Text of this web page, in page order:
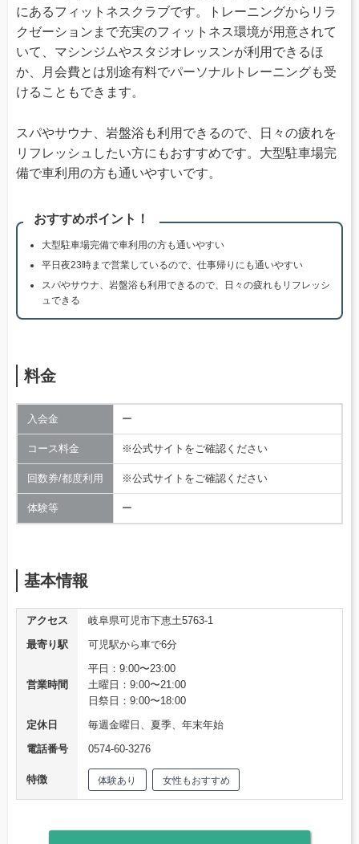
にあるフィットネスクラブです。トレーニングからリラ
クゼーションまで充実のフィットネス環境が用意されて
いて、マシンジムやスタジオレッスンが利用できるほ
か、月会費とは別途有料でパーソナルトレーニングも受
けることもできます。
スパやサウナ、岩盤浴も利用できるので、日々の疲れを
リフレッシュしたい方にもおすすめです。大型駐車場完
備で車利用の方も通いやすいです。
おすすめポイント！
大型駐車場完備で車利用の方も通いやすい
平日夜23時まで営業しているので、仕事帰りにも通いやすい
スパやサウナ、岩盤浴も利用できるので、日々の疲れもリフレッシ
ュできる
料金
入会金 ー
コース料金 ※公式サイトをご確認ください
回数券/都度利用 ※公式サイトをご確認ください
体験等 ー
基本情報
アクセス
岐阜県可児市下恵土5763-1
最寄り駅
可児駅から車で6分
営業時間
平日：9:00〜23:00
土曜日：9:00〜21:00
日祭日：9:00〜18:00
定休日
毎週金曜日、夏季、年末年始
電話番号
0574-60-3276
特徴 体験あり 女性もおすすめ